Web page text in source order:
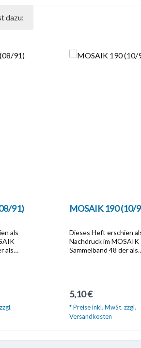
dazu:
91)
als
als
Softcover-
MOSAIK 190 (10/
Dieses Heft erschien
Nachdruck im MOSAIK
Sammelband 48 der als
Hefte die im Zeitraum
Dezember 1991
wurden.Direkt zum
Regulärer Preis:
5,10 €
* Preise inkl. MwSt. zzgl.
Versandkosten